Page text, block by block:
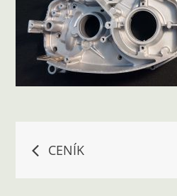
Navigace
CENÍK